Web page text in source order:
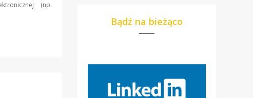
(np.
Bądź na bieżąco